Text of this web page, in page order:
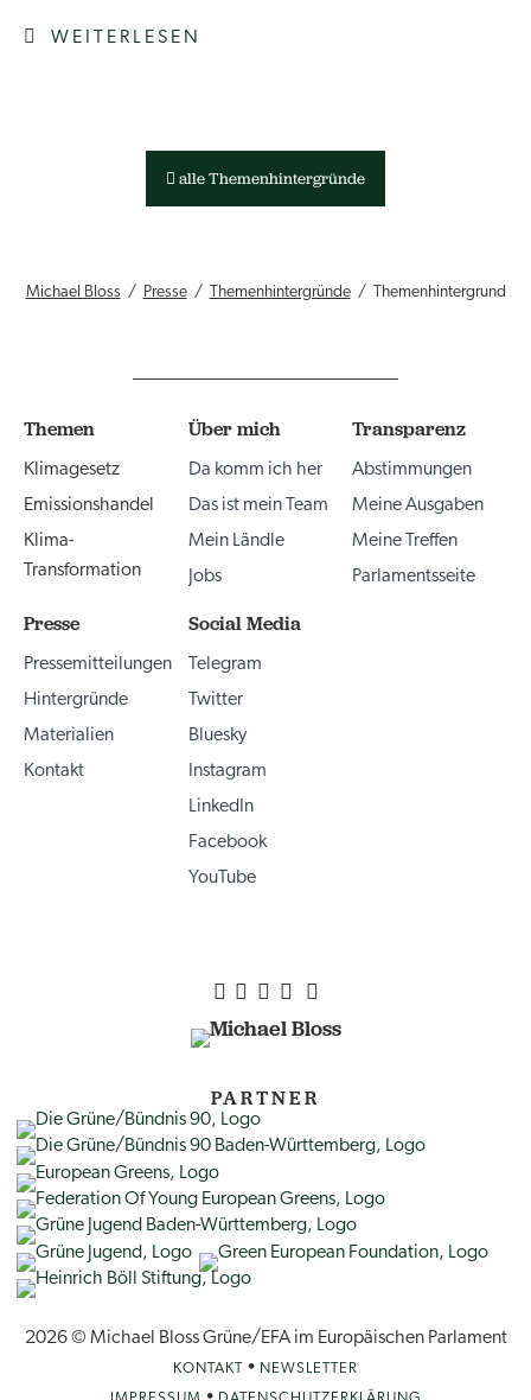
WEITERLESEN
alle Themenhintergründe
Michael Bloss Presse Themenhintergründe Themenhintergrund
Themen
Klimagesetz
Emissionshandel
Klima-
Transformation
Über mich
Da komm ich her
Das ist mein Team
Mein Ländle
Jobs
Transparenz
Abstimmungen
Meine Ausgaben
Meine Treffen
Parlamentsseite
Presse
Pressemitteilungen
Hintergründe
Materialien
Kontakt
Social Media
Telegram
Twitter
Bluesky
Instagram
LinkedIn
Facebook
YouTube
PARTNER
2026 © Michael Bloss Grüne/EFA im Europäischen Parlament
KONTAKT • NEWSLETTER